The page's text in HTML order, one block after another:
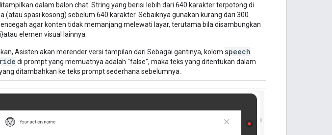
dalam balon chat. String yang berisi lebih dari 640 karakter terpotong di
(atau spasi kosong) sebelum 640 karakter. Sebaiknya gunakan kurang dari 300
agar konten tidak memanjang melewati layar, terutama bila disambungkan
elemen visual lainnya.
Asisten akan merender versi tampilan dari Sebagai gantinya, kolom speech
di prompt yang memuatnya adalah "false", maka teks yang ditentukan dalam
ditambahkan ke teks prompt sederhana sebelumnya.